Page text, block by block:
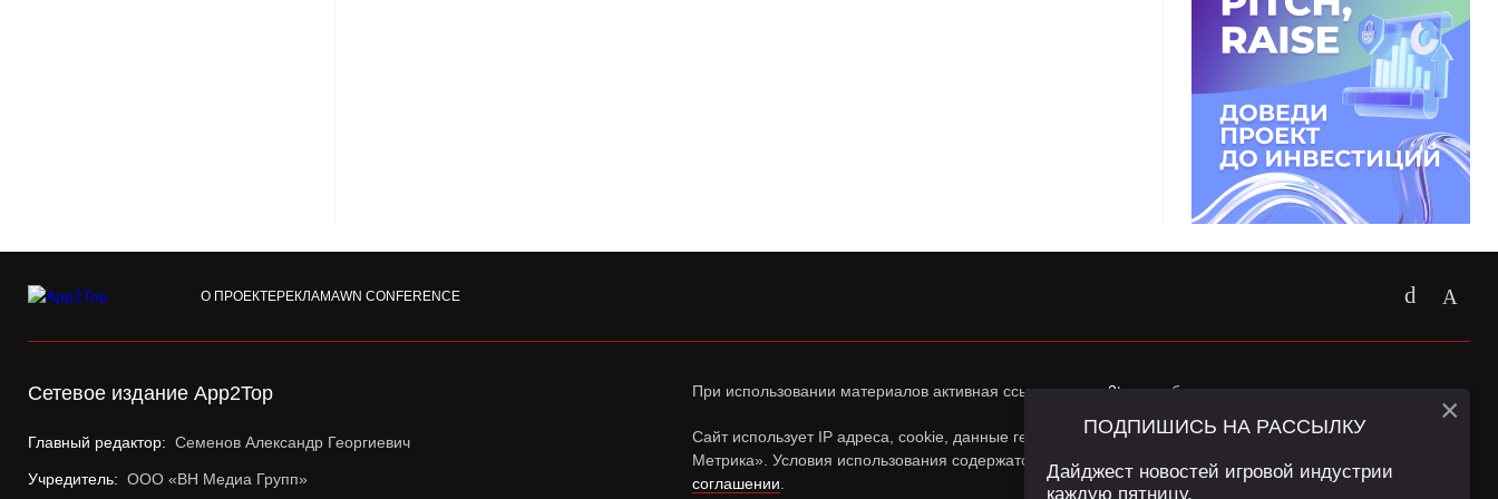
О ПРОЕКТЕРЕКЛАМАWN CONFERENCE
Сетевое издание App2Top
Главный редактор: Семенов Александр Георгиевич
Учредитель: ООО «ВН Медиа Групп»
При использовании материалов активная ссылка наapp2top.ruобязательна.
Сайт использует IP адреса, cookie, данные геолокации Пользователей сайта и сервис «Яндекс
Метрика». Условия использования содержатся в
Политике конфиденциальностии
соглашении
ПОДПИШИСЬ НА РАССЫЛКУ
Дайджест новостей игровой индустрии
каждую пятницу.
×